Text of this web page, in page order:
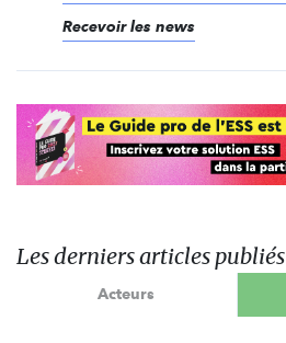
Recevoir les news
Les derniers articles publiés
Acteurs